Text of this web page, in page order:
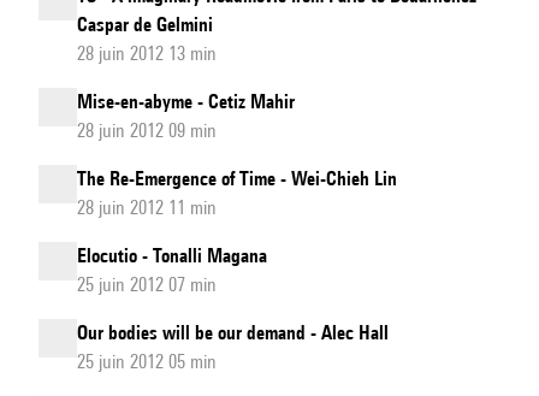
Caspar de Gelmini
28 juin 2012 13 min
Mise-en-abyme - Cetiz Mahir
28 juin 2012 09 min
The Re-Emergence of Time - Wei-Chieh Lin
28 juin 2012 11 min
Elocutio - Tonalli Magana
25 juin 2012 07 min
Our bodies will be our demand - Alec Hall
25 juin 2012 05 min